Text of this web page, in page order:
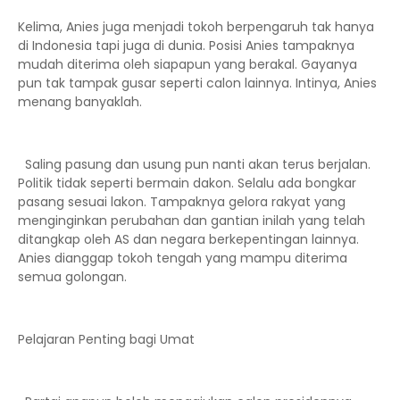
Kelima, Anies juga menjadi tokoh berpengaruh tak hanya
di Indonesia tapi juga di dunia. Posisi Anies tampaknya
mudah diterima oleh siapapun yang berakal. Gayanya
pun tak tampak gusar seperti calon lainnya. Intinya, Anies
menang banyaklah.
Saling pasung dan usung pun nanti akan terus berjalan.
Politik tidak seperti bermain dakon. Selalu ada bongkar
pasang sesuai lakon. Tampaknya gelora rakyat yang
menginginkan perubahan dan gantian inilah yang telah
ditangkap oleh AS dan negara berkepentingan lainnya.
Anies dianggap tokoh tengah yang mampu diterima
semua golongan.
Pelajaran Penting bagi Umat